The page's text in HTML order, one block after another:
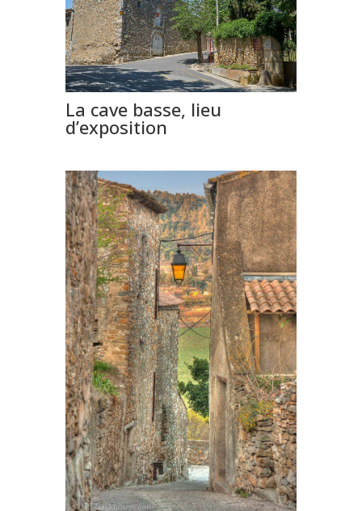
La cave basse, lieu
d’exposition